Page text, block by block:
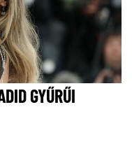
GYŰRŰI